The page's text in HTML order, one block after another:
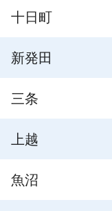
十日町
新発田
三条
上越
魚沼